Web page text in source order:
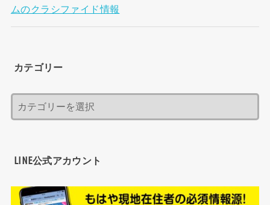
ムのクラシファイド情報
カテゴリー
LINE公式アカウント